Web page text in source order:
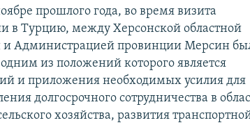
прошлого года, во время визита
в Турцию, между Херсонской областной
и Администрацией провинции Мерсин
из положений которого является
и приложения необходимых усилия для
долгосрочного сотрудничества в
хозяйства, развития